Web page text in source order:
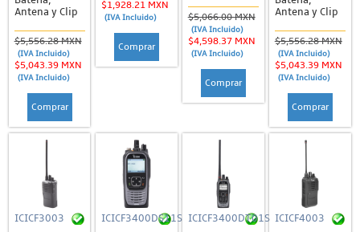
Antena y Clip
$5,556.28 MXN
(IVA Incluido)
$5,043.39 MXN
(IVA Incluido)
Comprar
$1,928.21 MXN
(IVA Incluido)
Comprar
$5,066.00 MXN
(IVA Incluido)
$4,598.37 MXN
(IVA Incluido)
Comprar
Antena y Clip
$5,556.28 MXN
(IVA Incluido)
$5,043.39 MXN
(IVA Incluido)
Comprar
ICICF3003
ICICF3400DS11S ICICF3400DT01S ICICF4003